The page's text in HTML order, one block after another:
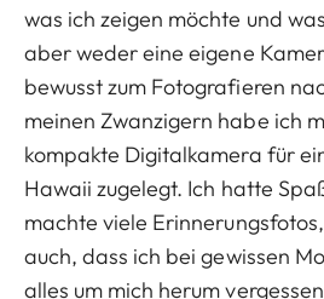
was ich zeigen möchte und
aber weder eine eigene
bewusst zum Fotografieren
meinen Zwanzigern habe ich
kompakte Digitalkamera für
Hawaii zugelegt. Ich hatte
machte viele
auch, dass ich bei gewissen
alles um mich herum